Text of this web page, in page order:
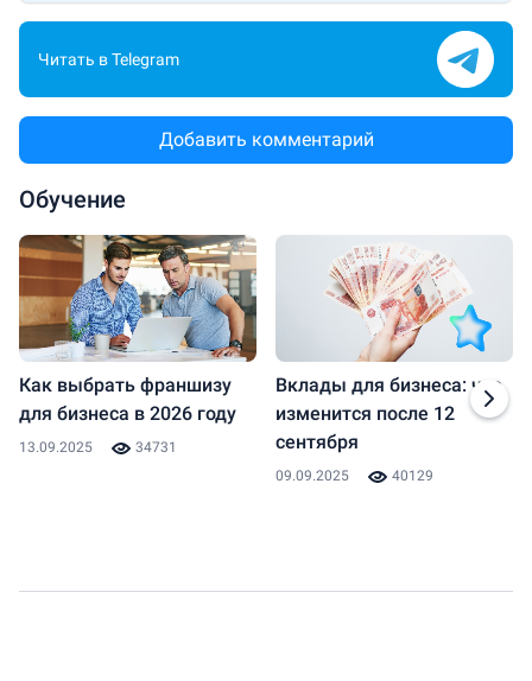
Читать в Telegram
Добавить комментарий
Обучение
Как выбрать франшизу
для бизнеса в 2026 году
13.09.2025 34731
Вклады для бизнеса: что
изменится после 12
сентября
09.09.2025 40129